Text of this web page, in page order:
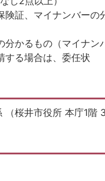
険証、マイナンバー
かるもの（マイナン
する場合は、委任状
桜井市役所 本庁1階 3